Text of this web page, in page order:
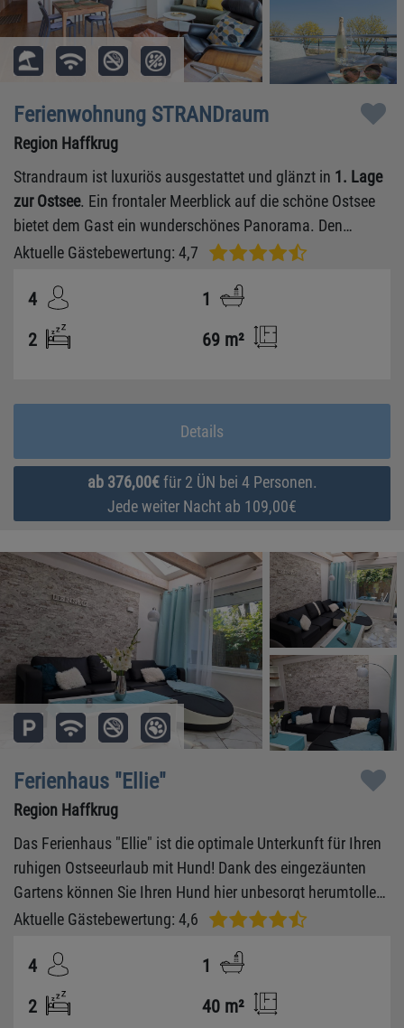
Ferienwohnung STRANDraum
Region Haffkrug
Strandraum ist luxuriös ausgestattet und glänzt in 1. Lage
zur Ostsee. Ein frontaler Meerblick auf die schöne Ostsee
bietet dem Gast ein wunderschönes Panorama. Den
Gästen steht ein Saison Strandkorb am schönen
Aktuelle Gästebewertung: 4,7
4
1
2
69 m²
Details
ab 376,00€für 2 ÜN bei 4 Personen.
Jede weiter Nacht ab 109,00€
Ferienhaus "Ellie"
Region Haffkrug
Das Ferienhaus "Ellie" ist die optimale Unterkunft für Ihren
ruhigen Ostseeurlaub mit Hund! Dank des eingezäunten
Gartens können Sie Ihren Hund hier unbesorgt herumtollen
lassen. Die große Terrasse mit Grill und bequemen
stylische Einrichtung mit frischen Flair!
Aktuelle Gästebewertung: 4,6
4
1
2
40 m²